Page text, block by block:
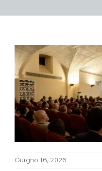
Giugno 16, 2026